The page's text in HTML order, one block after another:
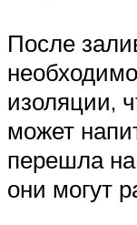
После
изоляции,
может
перешла на
они могут